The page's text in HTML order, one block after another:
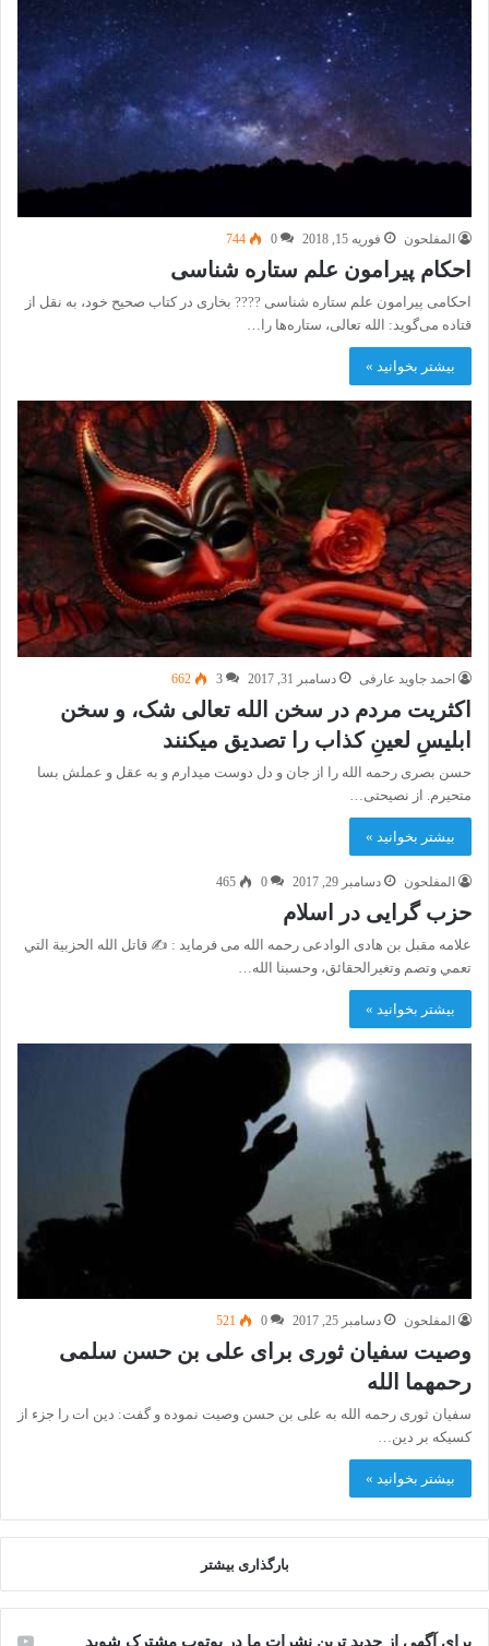
المفلحون فوریه 15, 2018 0
744
احکام پیرامون علم ستاره شناسی
احکامی ﭘﻴﺮﺍﻣﻮﻥ علم ﺳﺘﺎﺭﻩ ﺷﻨﺎسی ???? ﺑﺨﺎﺭی ﺩﺭ ﻛﺘﺎﺏ ﺻﺤﻴﺢ ﺧﻮﺩ، ﺑﻪ ﻧﻘﻞ ﺍﺯ
ﻗﺘﺎﺩﻩ می‌ﮔﻮﻳﺪ: الله تعالی، ﺳﺘﺎﺭﻩ‌ﻫﺎ ﺭﺍ…
بیشتر بخوانید »
احمد جاوید عارفی دسامبر 31, 2017 3
662
اکثریت مردم در سخن الله تعالی شک، و سخن
ابلیسِ لعینِ کذاب را تصدیق میکنند
حسن بصری رحمه الله را از جان و دل دوست میدارم و به عقل و عملش بسا
متحیرم. از نصیحتی…
بیشتر بخوانید »
المفلحون دسامبر 29, 2017 0
465
حزب گرایی در اسلام
علامه مقبل بن هادى الوادعى رحمه الله مى فرمايد : ✍ قاتل الله الحزبية التي
تعمي وتصم وتغيرالحقائق، وحسبنا الله…
بیشتر بخوانید »
المفلحون دسامبر 25, 2017 0
521
وصیت سفیان ثوری برای علی بن حسن سلمی
رحمهما الله
سفیان ثوری رحمه الله به علی بن حسن وصیت نموده و گفت: دین ات را جزء از
کسیکه بر دین…
بیشتر بخوانید »
بارگذاری بیشتر
برای آگهی از جدید ترین نشرات ما در یوتوب مشترک شوید